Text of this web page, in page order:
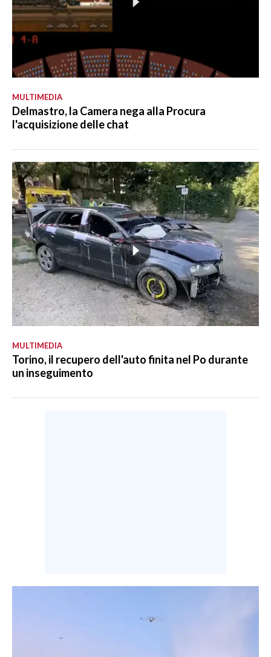
MULTIMEDIA
Delmastro, la Camera nega alla Procura
l'acquisizione delle chat
MULTIMEDIA
Torino, il recupero dell'auto finita nel Po durante
un inseguimento